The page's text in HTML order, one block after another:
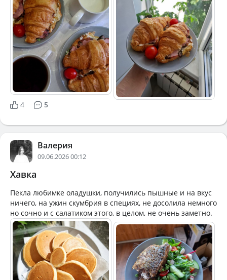
4 5
Валерия
09.06.2026 00:12
Хавка
Пекла любимке оладушки, получились пышные и на вкус
ничего, на ужин скумбрия в специях, не досолила немного
но сочно и с салатиком этого, в целом, не очень заметно.